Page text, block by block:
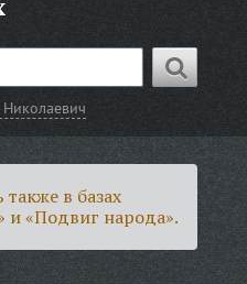
в базах
«Подвиг народа».